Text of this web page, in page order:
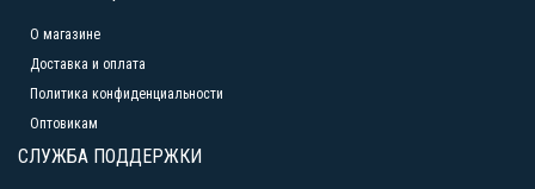
О магазине
Доставка и оплата
Политика конфиденциальности
Оптовикам
СЛУЖБА ПОДДЕРЖКИ